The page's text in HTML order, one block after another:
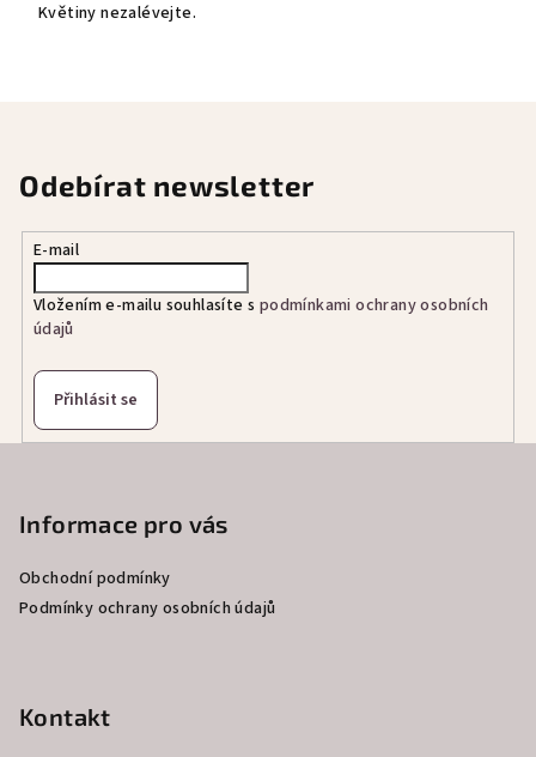
Květiny nezalévejte.
Odebírat newsletter
E-mail
Vložením e-mailu souhlasíte s podmínkami ochrany osobních
údajů
Přihlásit se
Informace pro vás
Obchodní podmínky
Podmínky ochrany osobních údajů
Kontakt